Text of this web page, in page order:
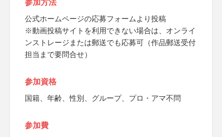
参加方法
公式ホームページの応募フォームより投稿
※動画投稿サイトを利用できない場合は、オンライ
ンストレージまたは郵送でも応募可（作品郵送受付
担当まで要問合せ）
参加資格
国籍、年齢、性別、グループ、プロ・アマ不問
参加費